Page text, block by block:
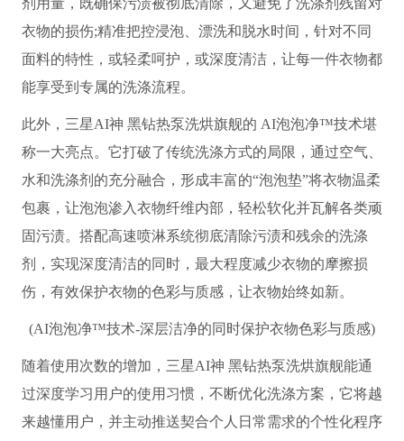
剂用量，既确保污渍被彻底清除，又避免了洗涤剂残留对
衣物的损伤;精准把控浸泡、漂洗和脱水时间，针对不同
面料的特性，或轻柔呵护，或深度清洁，让每一件衣物都
能享受到专属的洗涤流程。
此外，三星AI神 黑钻热泵洗烘旗舰的 AI泡泡净™技术堪
称一大亮点。它打破了传统洗涤方式的局限，通过空气、
水和洗涤剂的充分融合，形成丰富的“泡泡垫”将衣物温柔
包裹，让泡泡渗入衣物纤维内部，轻松软化并瓦解各类顽
固污渍。搭配高速喷淋系统彻底清除污渍和残余的洗涤
剂，实现深度清洁的同时，最大程度减少衣物的摩擦损
伤，有效保护衣物的色彩与质感，让衣物始终如新。
(AI泡泡净™技术-深层洁净的同时保护衣物色彩与质感)
随着使用次数的增加，三星AI神 黑钻热泵洗烘旗舰能通
过深度学习用户的使用习惯，不断优化洗涤方案，它将越
来越懂用户，并主动推送契合个人日常需求的个性化程序